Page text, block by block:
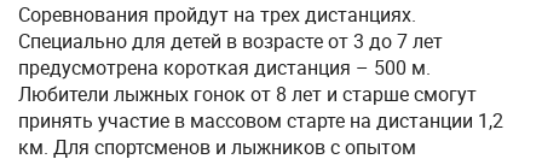
Соревнования пройдут на трех дистанциях.
Специально для детей в возрасте от 3 до 7 лет
предусмотрена короткая дистанция – 500 м.
Любители лыжных гонок от 8 лет и старше смогут
принять участие в массовом старте на дистанции 1,2
км. Для спортсменов и лыжников с опытом